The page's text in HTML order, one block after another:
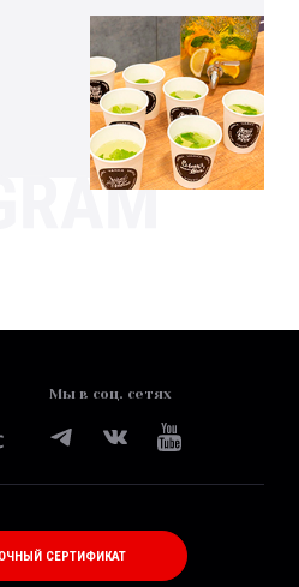
Мы в соц. сетях
СЕРТИФИКАТ